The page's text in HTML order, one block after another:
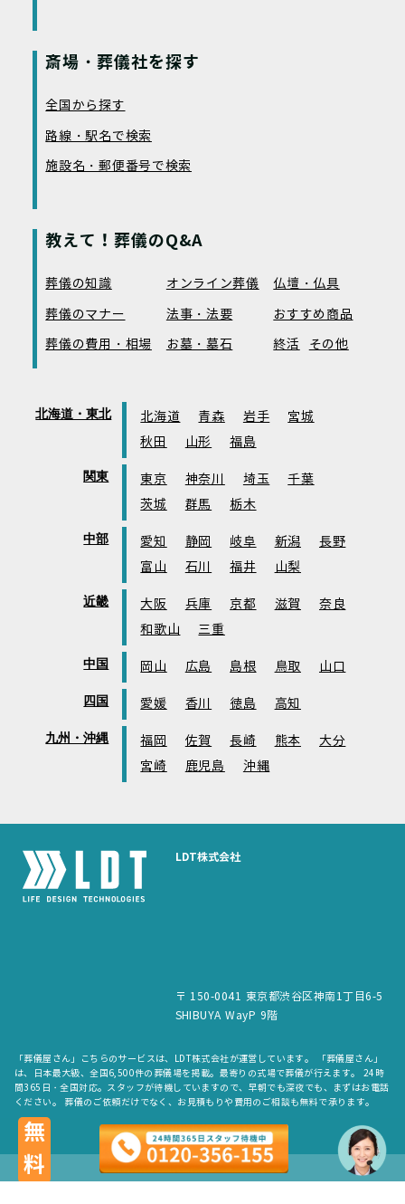
斎場・葬儀社を探す
全国から探す
路線・駅名で検索
施設名・郵便番号で検索
教えて！葬儀のQ&A
葬儀の知識 オンライン葬儀
仏壇・仏具
葬儀のマナー
法事・法要
おすすめ商品
葬儀の費用・相場
お墓・墓石 終活 その他
北海道・東北 北海道 青森 岩手
宮城
秋田
山形 福島
関東 東京 神奈川 埼玉
千葉
茨城
群馬 栃木
中部 愛知 静岡 岐阜 新潟
長野
富山
石川 福井 山梨
近畿 大阪 兵庫 京都 滋賀
奈良
和歌山
三重
中国 岡山 広島 島根 鳥取 山口
四国 愛媛 香川 徳島 高知
九州・沖縄 福岡 佐賀 長崎 熊本
大分
宮崎
鹿児島 沖縄
LDT株式会社
〒 150-0041 東京都渋谷区神南1丁目6-5
SHIBUYA WayP 9階
「葬儀屋さん」こちらのサービスは、LDT株式会社が運営しています。 「葬儀屋さん」
は、日本最大級、全国6,500件の葬儀場を掲載。最寄りの式場で葬儀が行えます。 24時
間365日・全国対応。スタッフが待機していますので、早朝でも深夜でも、まずはお電話
ください。 葬儀のご依頼だけでなく、お見積もりや費用のご相談も無料で承ります。
copyright © LDT.Co.Ltd. All Rights Reserved.
無料